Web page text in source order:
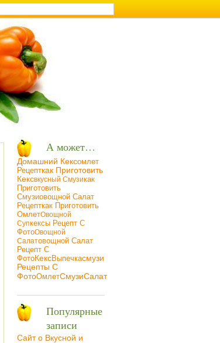
А может…
Домашний КексОмлет
РецептКак Приготовить
КексВкусный СмузиКак
Приготовить
СмузиОвощной Салат
РецептКак Приготовить
ОмлетOвощной
СупКексы Рецепт С
ФотоOвощной
СалатОвощной Салат
Рецепт С
ФотоКексВыпечкаСмузи
Рецепты С
ФотоОмлетСмузиСалат
Популярные
записи
Сайт о Вкусной и